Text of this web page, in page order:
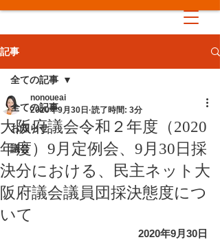
記事
全ての記事
お知らせ
議会
全ての記事
大阪府議会令和２年度（2020
年度）9月定例会、9月30日採
決分における、民主ネット大
阪府議会議員団採決態度につ
いて
nonoueai
2020年9月30日 読了時間: 3分
2020年9月30日